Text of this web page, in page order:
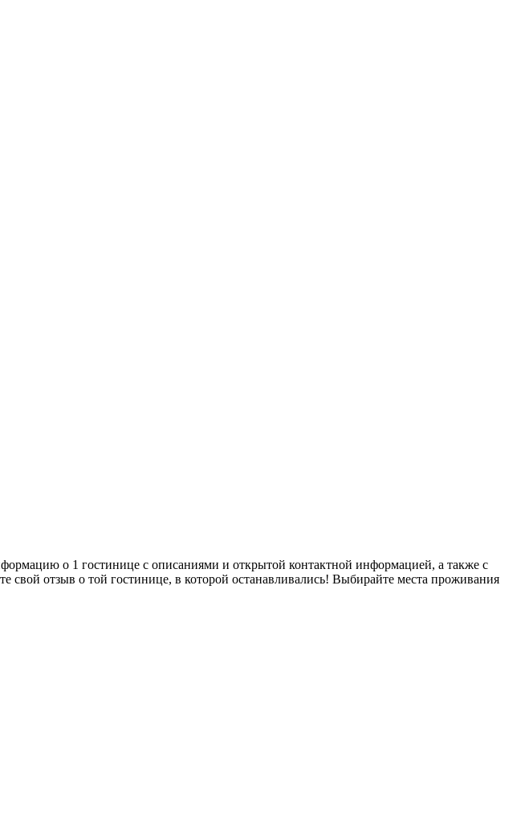
о 1 гостинице с описаниями и открытой контактной информацией, а также с
отзыв о той гостинице, в которой останавливались! Выбирайте места проживания